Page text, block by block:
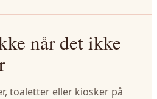
når det ikke
toaletter eller kiosker på